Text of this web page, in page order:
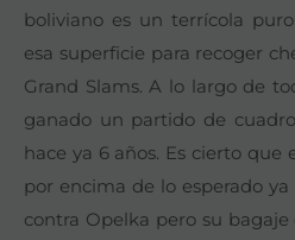
boliviano es un terrícola
esa superficie para recoger
Grand Slams. A lo largo de
ganado un partido de
hace ya 6 años. Es cierto
por encima de lo esperado
contra Opelka pero su